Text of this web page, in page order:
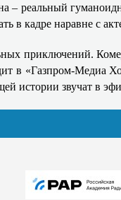
– реальный
в кадре наравне с
приключений.
в «Газпром-Медиа
истории звучат в